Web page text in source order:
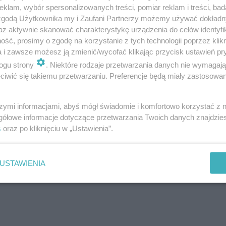
tym więcej kibiców będzie chciało zakupić
koszt 50 złotych. Kupić możecie jedynie miejsca
Oto cenowa rozpiska:
wybór spersonalizowanych treści, pomiar reklam i treści,
Użytkownika my i Zaufani Partnerzy możemy używać
aktywnie skanować charakterystykę urządzenia do celów
prosimy o zgodę na korzystanie z tych technologii poprzez
i zawsze możesz ją zmienić/wycofać klikając przycisk ustawień
strony
. Niektóre rodzaje przetwarzania danych nie
się takiemu przetwarzaniu. Preferencje będą miały
informacjami, abyś mógł świadomie i komfortowo korzystać z
informacje dotyczące przetwarzania Twoich danych
oraz po kliknięciu w „Ustawienia”.
USTAWIENIA